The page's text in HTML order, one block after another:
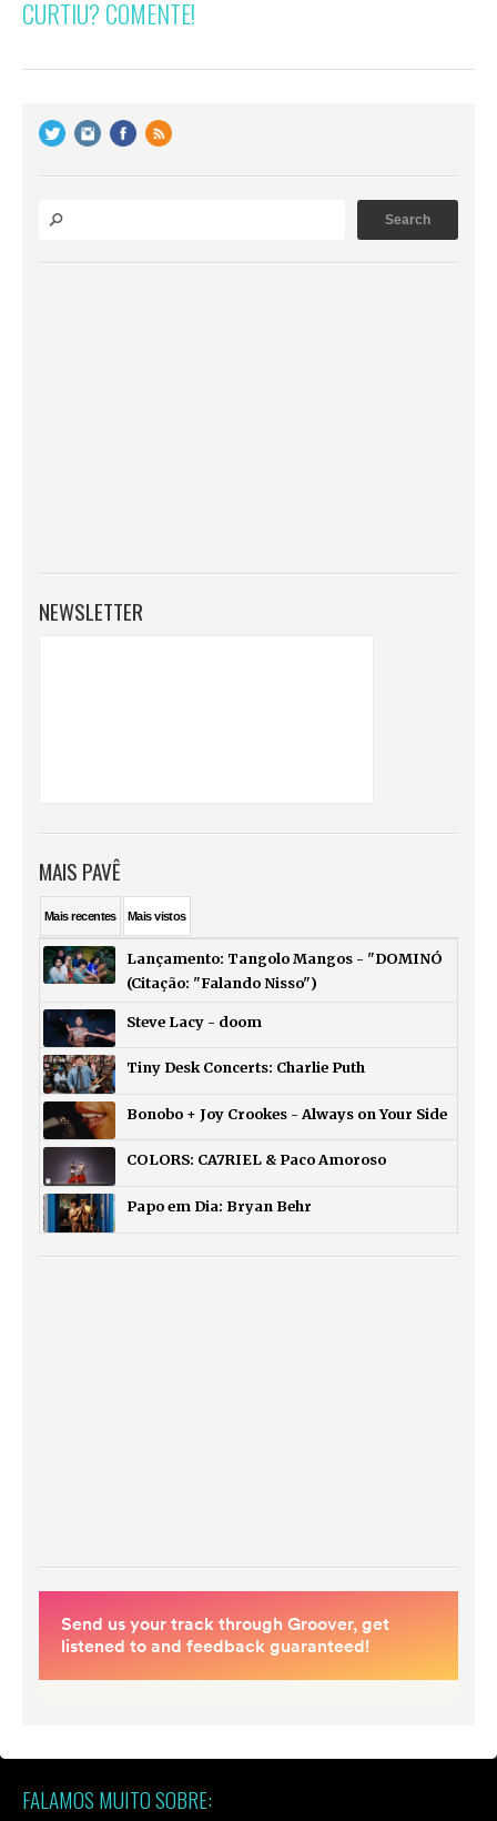
CURTIU? COMENTE!
NEWSLETTER
MAIS PAVÊ
Maisrecentes Maisvistos
Lançamento: Tangolo Mangos - "DOMINÓ
(Citação: "Falando Nisso")
Steve Lacy - doom
Tiny Desk Concerts: Charlie Puth
Bonobo + Joy Crookes - Always on Your Side
COLORS: CA7RIEL & Paco Amoroso
Papo em Dia: Bryan Behr
FALAMOS MUITO SOBRE: